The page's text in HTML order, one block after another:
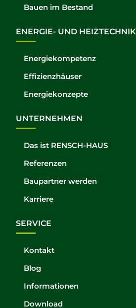
Bauen im Bestand
ENERGIE- UND HEIZTECHNIK
Energiekompetenz
Effizienzhäuser
Energiekonzepte
UNTERNEHMEN
Das ist RENSCH-HAUS
Referenzen
Baupartner werden
Karriere
SERVICE
Kontakt
Blog
Informationen
Download